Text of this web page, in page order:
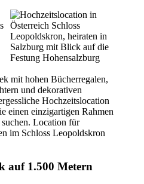
auf 1.500 Metern